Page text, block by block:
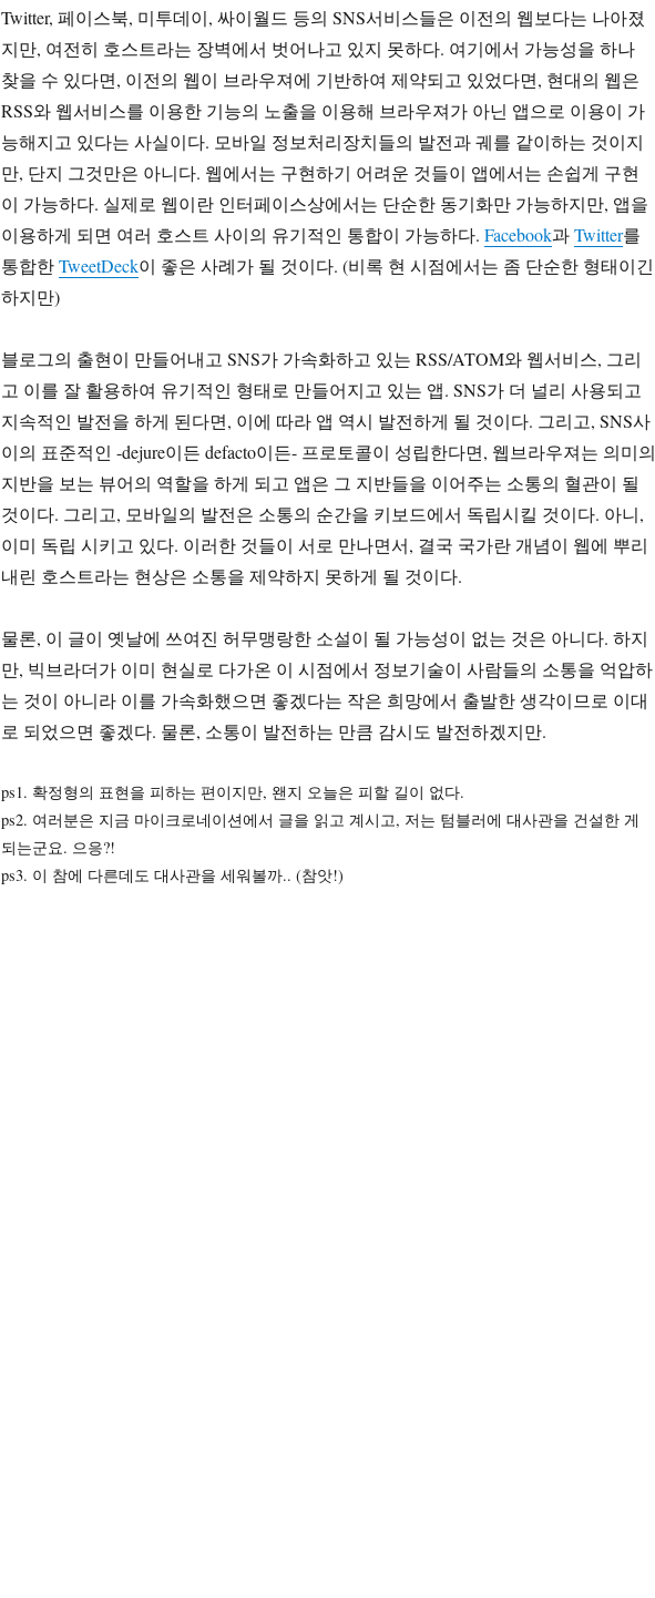
Twitter, 페이스북, 미투데이, 싸이월드 등의 SNS서비스들은 이전의 웹보다는 나아졌
지만, 여전히 호스트라는 장벽에서 벗어나고 있지 못하다. 여기에서 가능성을 하나
찾을 수 있다면, 이전의 웹이 브라우져에 기반하여 제약되고 있었다면, 현대의 웹은
RSS와 웹서비스를 이용한 기능의 노출을 이용해 브라우져가 아닌 앱으로 이용이 가
능해지고 있다는 사실이다. 모바일 정보처리장치들의 발전과 궤를 같이하는 것이지
만, 단지 그것만은 아니다. 웹에서는 구현하기 어려운 것들이 앱에서는 손쉽게 구현
이 가능하다. 실제로 웹이란 인터페이스상에서는 단순한 동기화만 가능하지만, 앱을
이용하게 되면 여러 호스트 사이의 유기적인 통합이 가능하다. Facebook과Twitter를
통합한TweetDeck이 좋은 사례가 될 것이다. (비록 현 시점에서는 좀 단순한 형태이긴
하지만)
블로그의 출현이 만들어내고 SNS가 가속화하고 있는 RSS/ATOM와 웹서비스, 그리
고 이를 잘 활용하여 유기적인 형태로 만들어지고 있는 앱. SNS가 더 널리 사용되고
지속적인 발전을 하게 된다면, 이에 따라 앱 역시 발전하게 될 것이다. 그리고, SNS사
이의 표준적인 -dejure이든 defacto이든- 프로토콜이 성립한다면, 웹브라우져는 의미의
지반을 보는 뷰어의 역할을 하게 되고 앱은 그 지반들을 이어주는 소통의 혈관이 될
것이다. 그리고, 모바일의 발전은 소통의 순간을 키보드에서 독립시킬 것이다. 아니,
이미 독립 시키고 있다. 이러한 것들이 서로 만나면서, 결국 국가란 개념이 웹에 뿌리
내린 호스트라는 현상은 소통을 제약하지 못하게 될 것이다.
물론, 이 글이 옛날에 쓰여진 허무맹랑한 소설이 될 가능성이 없는 것은 아니다. 하지
만, 빅브라더가 이미 현실로 다가온 이 시점에서 정보기술이 사람들의 소통을 억압하
는 것이 아니라 이를 가속화했으면 좋겠다는 작은 희망에서 출발한 생각이므로 이대
로 되었으면 좋겠다. 물론, 소통이 발전하는 만큼 감시도 발전하겠지만.
ps1. 확정형의 표현을 피하는 편이지만, 왠지 오늘은 피할 길이 없다.
ps2. 여러분은 지금 마이크로네이션에서 글을 읽고 계시고, 저는 텀블러에 대사관을 건설한 게
되는군요. 으응?!
ps3. 이 참에 다른데도 대사관을 세워볼까.. (참앗!)